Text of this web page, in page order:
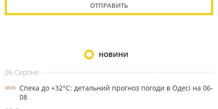
НОВИНИ
06 Серпня
08:00
Спека до +32°С: детальний прогноз погоди в Одесі на 06-
08